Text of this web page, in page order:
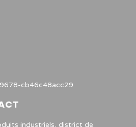
industriels, district de